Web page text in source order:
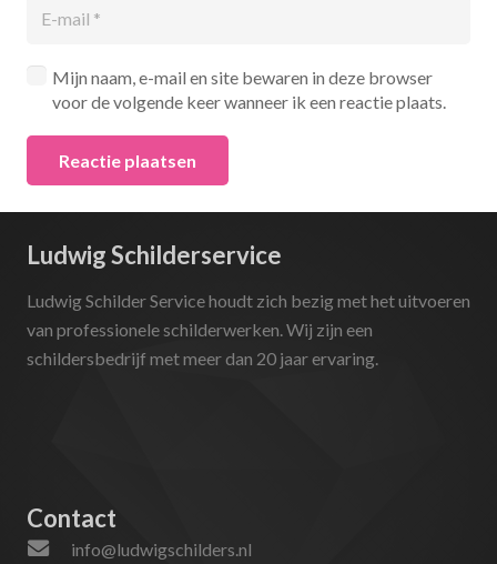
Mijn naam, e-mail en site bewaren in deze browser
voor de volgende keer wanneer ik een reactie plaats.
Reactie plaatsen
Ludwig Schilderservice
Ludwig Schilder Service houdt zich bezig met het uitvoeren
van professionele schilderwerken. Wij zijn een
schildersbedrijf met meer dan 20 jaar ervaring.
Contact
info@ludwigschilders.nl